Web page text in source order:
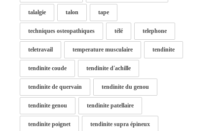
talalgie talon tape
techniques osteopathiques télé telephone
teletravail temperature musculaire tendinite
tendinite coude tendinite d'achille
tendinite de quervain tendinite du genou
tendinite genou tendinite patellaire
tendinite poignet tendinite supra épineux